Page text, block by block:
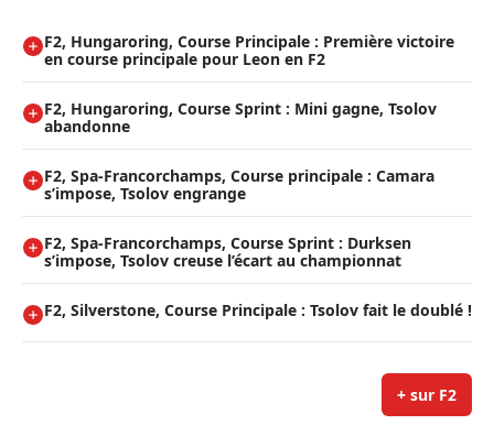
F2, Hungaroring, Course Principale : Première victoire
en course principale pour Leon en F2
F2, Hungaroring, Course Sprint : Mini gagne, Tsolov
abandonne
F2, Spa-Francorchamps, Course principale : Camara
s’impose, Tsolov engrange
F2, Spa-Francorchamps, Course Sprint : Durksen
s’impose, Tsolov creuse l’écart au championnat
F2, Silverstone, Course Principale : Tsolov fait le doublé !
+ sur F2